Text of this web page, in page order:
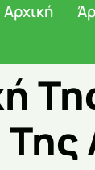
Αρχική